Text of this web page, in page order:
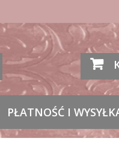
PŁATNOŚĆ I